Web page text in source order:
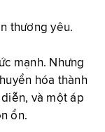
thương yêu.
mạnh. Nhưng
hóa thành
và một áp
ổn.